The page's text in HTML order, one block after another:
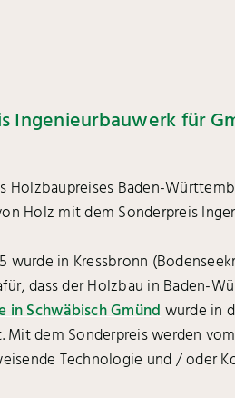
Ingenieurbauwerk für
Holzbaupreises Baden-
Holz mit dem Sonderpreis
wurde in Kressbronn
dass der Holzbau in Baden-
in Schwäbisch Gmünd wurde in
Mit dem Sonderpreis werden
Technologie und / oder